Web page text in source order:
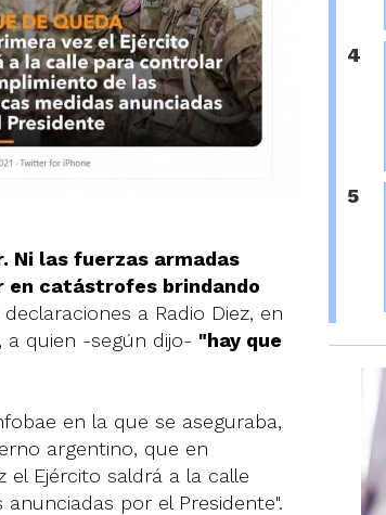
Ni las fuerzas armadas
en catástrofes brindando
a Radio Diez, en
quien -según dijo- "hay que
en la que se aseguraba,
argentino, que en
Ejército saldrá a la calle
por el Presidente".
4
5